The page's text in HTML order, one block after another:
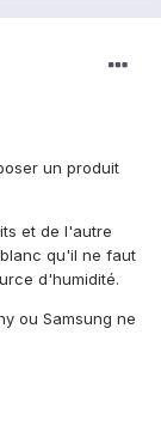
un produit
et de l'autre
qu'il ne faut
d'humidité.
ou Samsung ne